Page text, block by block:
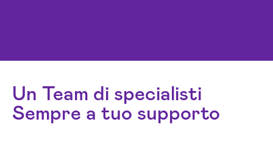
Un Team di specialisti
Sempre a tuo supporto